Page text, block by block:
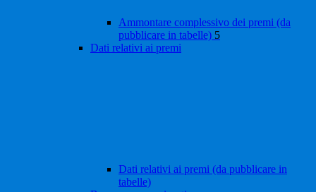
Ammontare complessivo dei premi (da
pubblicare in tabelle) 5
Dati relativi ai premi
Dati relativi ai premi (da pubblicare in
tabelle)